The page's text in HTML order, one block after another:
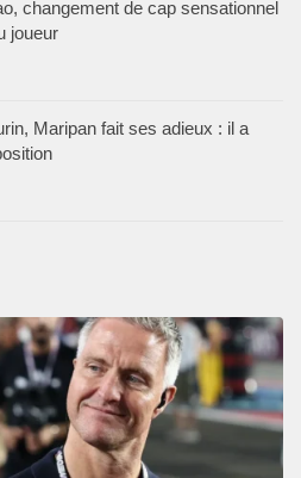
changement de cap sensationnel
joueur
Maripan fait ses adieux : il a